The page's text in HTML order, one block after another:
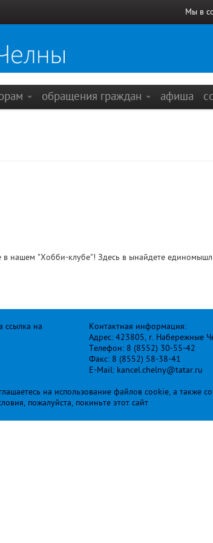
Мы в
обращения граждан афиша
нашем "Хобби-клубе"! Здесь в ынайдете
ссылка на
Контактная информация:
Адрес: 423805, г. Набережные
Телефон: 8 (8552) 30-55-42
Факс: 8 (8552) 58-38-41
E-Mail: kancel.chelny@tatar.ru
на использование файлов cookie, а также
пожалуйста, покиньте этот сайт